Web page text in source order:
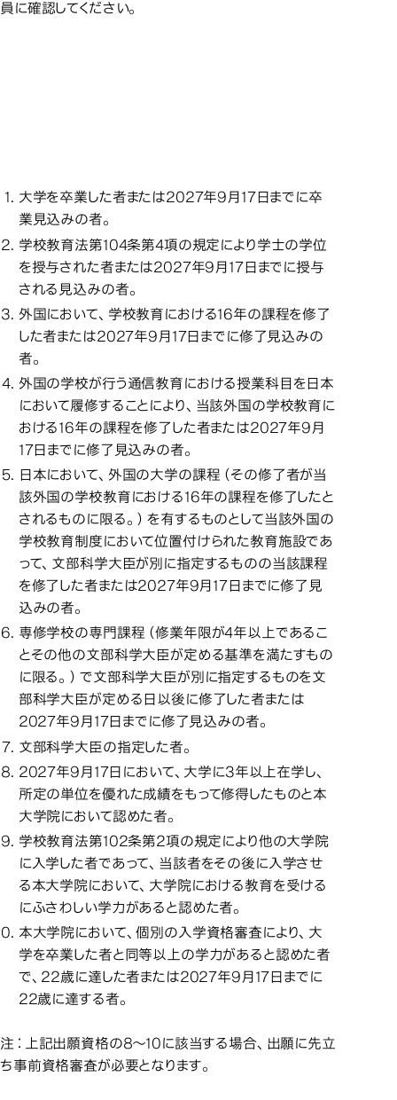
員に確認してください。
大学を卒業した者または2027年9月17日までに卒
業見込みの者。
学校教育法第104条第4項の規定により学士の学位
を授与された者または2027年9月17日までに授与
される見込みの者。
外国において、学校教育における16年の課程を修了
した者または2027年9月17日までに修了見込みの
者。
外国の学校が行う通信教育における授業科目を日本
において履修することにより、当該外国の学校教育に
おける16年の課程を修了した者または2027年9月
17日までに修了見込みの者。
日本において、外国の大学の課程（その修了者が当
該外国の学校教育における16年の課程を修了したと
されるものに限る。）を有するものとして当該外国の
学校教育制度において位置付けられた教育施設であ
って、文部科学大臣が別に指定するものの当該課程
を修了した者または2027年9月17日までに修了見
込みの者。
専修学校の専門課程（修業年限が4年以上であるこ
とその他の文部科学大臣が定める基準を満たすもの
に限る。）で文部科学大臣が別に指定するものを文
部科学大臣が定める日以後に修了した者または
2027年9月17日までに修了見込みの者。
文部科学大臣の指定した者。
2027年9月17日において、大学に3年以上在学し、
所定の単位を優れた成績をもって修得したものと本
大学院において認めた者。
学校教育法第102条第2項の規定により他の大学院
に入学した者であって、当該者をその後に入学させ
る本大学院において、大学院における教育を受ける
にふさわしい学力があると認めた者。
本大学院において、個別の入学資格審査により、大
学を卒業した者と同等以上の学力があると認めた者
で、22歳に達した者または2027年9月17日までに
22歳に達する者。
注：上記出願資格の8～10に該当する場合、出願に先立
ち事前資格審査が必要となります。